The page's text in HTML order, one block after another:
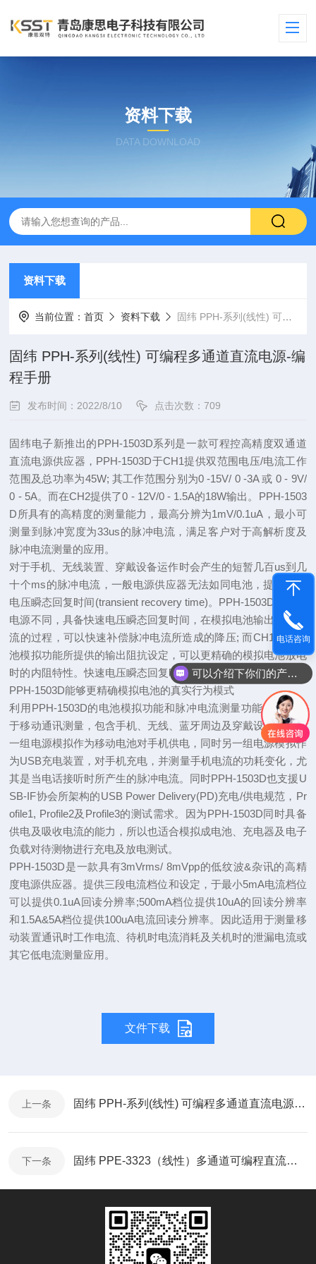
可以介绍下你们的产品么
资料下载
DATA DOWNLOAD
资料下载
当前位置：首页 资料下载 固纬 PPH-系列(线性) 可编程多通道直流电源-编程手册
固纬 PPH-系列(线性) 可编程多通道直流电源-编
程手册
发布时间：2022/8/10 点击次数：709
固纬电子新推出的PPH-1503D系列是一款可程控高精度双通道
直流电源供应器，PPH-1503D于CH1提供双范围电压/电流工作
范围及总功率为45W; 其工作范围分别为0 -15V/ 0 -3A 或 0 - 9V/
0 - 5A。而在CH2提供了0 - 12V/0 - 1.5A的18W输出。PPH-1503
D所具有的高精度的测量能力，最高分辨为1mV/0.1uA，最小可
测量到脉冲宽度为33us的脉冲电流，满足客户对于高解析度及
脉冲电流测量的应用。
对于手机、无线装置、穿戴设备运作时会产生的短暂几百us到几
十个ms的脉冲电流，一般电源供应器无法如同电池，提供快速
电压瞬态回复时间(transient recovery time)。PPH-1503D与一般
电源不同，具备快速电压瞬态回复时间，在模拟电池输出脉冲电
流的过程，可以快速补偿脉冲电流所造成的降压; 而CH1内建电
池模拟功能所提供的输出阻抗设定，可以更精确的模拟电池放电
时的内阻特性。快速电压瞬态回复时间及内建电池模拟功能，使
PPH-1503D能够更精确模拟电池的真实行为模式
利用PPH-1503D的电池模拟功能和脉冲电流测量功能，可适用
于移动通讯测量，包含手机、无线、蓝牙周边及穿戴设备。使用
一组电源模拟作为移动电池对手机供电，同时另一组电源模拟作
为USB充电装置，对手机充电，并测量手机电流的功耗变化，尤
其是当电话接听时所产生的脉冲电流。同时PPH-1503D也支援U
SB-IF协会所架构的USB Power Delivery(PD)充电/供电规范，Pr
ofile1, Profile2及Profile3的测试需求。因为PPH-1503D同时具备
供电及吸收电流的能力，所以也适合模拟成电池、充电器及电子
负载对待测物进行充电及放电测试。
PPH-1503D是一款具有3mVrms/ 8mVpp的低纹波&杂讯的高精
度电源供应器。提供三段电流档位和设定，于最小5mA电流档位
可以提供0.1uA回读分辨率;500mA档位提供10uA的回读分辨率
和1.5A&5A档位提供100uA电流回读分辨率。因此适用于测量移
动装置通讯时工作电流、待机时电流消耗及关机时的泄漏电流或
其它低电流测量应用。
文件下载
上一条 固纬 PPH-系列(线性) 可编程多通道直流电源-快速操作手册
下一条 固纬 PPE-3323（线性）多通道可编程直流电源-产品折页
电话咨询